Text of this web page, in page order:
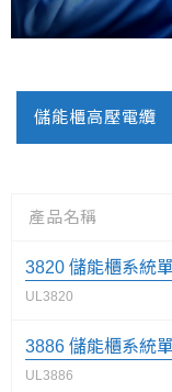
儲能櫃高壓電纜
產品名稱
3820 儲能櫃系統
UL3820
3886 儲能櫃系統
UL3886